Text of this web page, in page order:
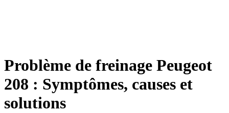
Problème de freinage Peugeot
208 : Symptômes, causes et
solutions